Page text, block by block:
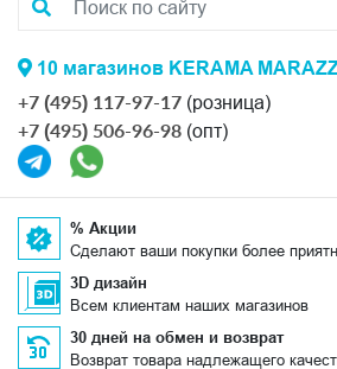
10 магазинов KERAMA
+7 (495) 117-97-17 (розница)
+7 (495) 506-96-98 (опт)
% Акции
Сделают ваши покупки более
3D дизайн
Всем клиентам наших магазинов
30 дней на обмен и возврат
Возврат товара надлежащего